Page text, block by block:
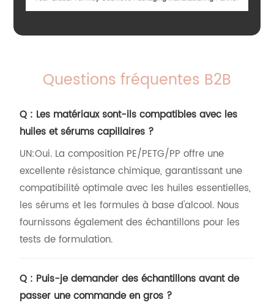
Questions fréquentes B2B
Q : Les matériaux sont-ils compatibles avec les
huiles et sérums capillaires ?
UN:Oui. La composition PE/PETG/PP offre une
excellente résistance chimique, garantissant une
compatibilité optimale avec les huiles essentielles,
les sérums et les formules à base d'alcool. Nous
fournissons également des échantillons pour les
tests de formulation.
Q : Puis-je demander des échantillons avant de
passer une commande en gros ?